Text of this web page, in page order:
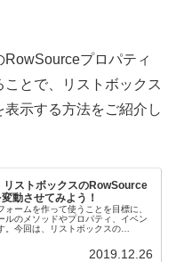
プロパティ
とで、リストボックス
示する方法をご紹介し
リストボックスのRowSource
動させてみよう！
ォームを作って使うことを目標に、
ルのメソッドやプロパティ、イベン
。今回は、リストボックスの
ってリストボックスに表示する値を
2019.12.26